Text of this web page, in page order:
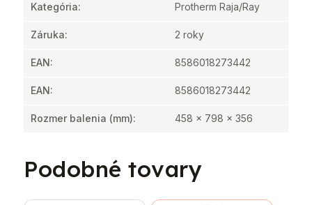
Kategória: Protherm Raja/Ray
Záruka: 2 roky
EAN: 8586018273442
EAN: 8586018273442
Rozmer balenia (mm): 458 x 798 x 356
Podobné tovary